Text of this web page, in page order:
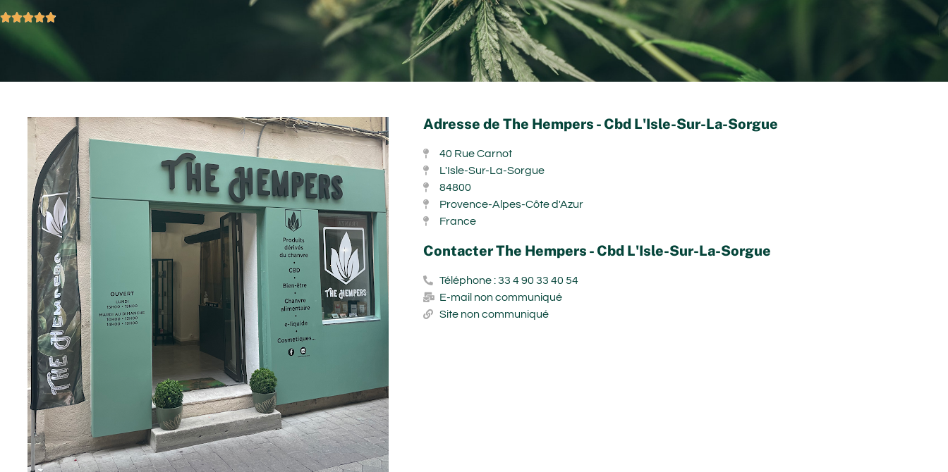

Adresse de The Hempers - Cbd L'Isle-Sur-La-Sorgue
40 Rue Carnot
L'Isle-Sur-La-Sorgue
84800
Provence-Alpes-Côte d'Azur
France
Contacter The Hempers - Cbd L'Isle-Sur-La-Sorgue
Téléphone : 33 4 90 33 40 54
E-mail non communiqué
Site non communiqué